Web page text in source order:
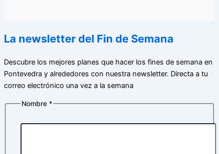
La newsletter del Fin de Semana
Descubre los mejores planes que hacer los fines de semana en
Pontevedra y alrededores con nuestra newsletter. Directa a tu
correo electrónico una vez a la semana
privacidad
Nombre
Nombre *